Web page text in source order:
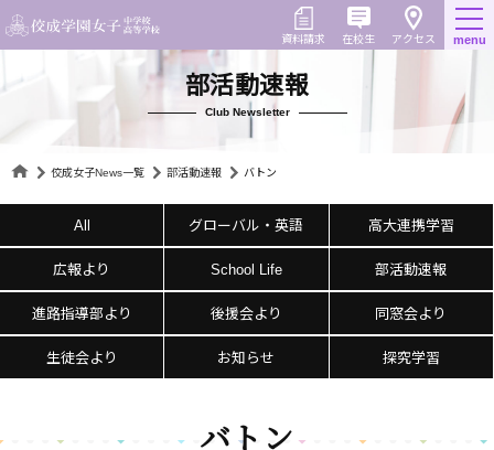
to
content
アクセス
在校生
資料請求 menu
部活動速報
Club Newsletter
佼成女子News一覧 部活動速報 バトン
All グローバル・英語 高大連携学習
広報より School Life 部活動速報
進路指導部より 後援会より 同窓会より
生徒会より お知らせ 探究学習
バトン